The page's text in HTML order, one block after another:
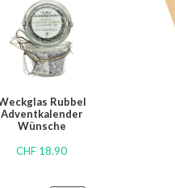
Rubbel
Adventkalender
Wünsche
CHF 18.90